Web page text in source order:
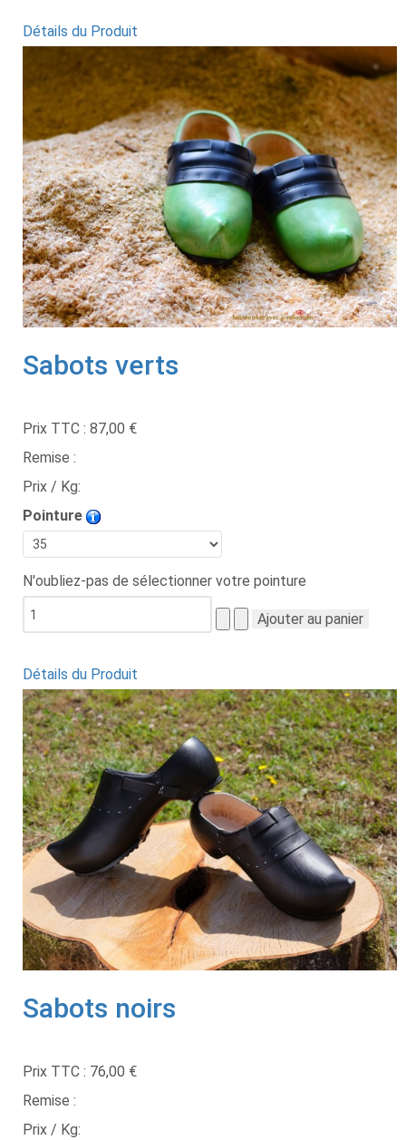
Détails du Produit
Sabots verts
Prix TTC : 87,00 €
Remise :
Prix / Kg:
Pointure
N'oubliez-pas de sélectionner votre pointure
Détails du Produit
Sabots noirs
Prix TTC : 76,00 €
Remise :
Prix / Kg: